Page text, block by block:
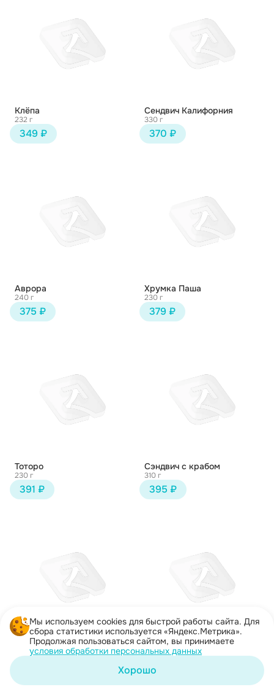
Мы используем cookies для быстрой работы сайта. Для
сбора статистики используется «Яндекс.Метрика».
Продолжая пользоваться сайтом, вы принимаете
условия обработки персональных данных
Хорошо
Каталог Акции Профиль
Клёпа
232 г
349 ₽
Сендвич Калифорния
330 г
370 ₽
Аврора
240 г
375 ₽
Хрумка Паша
230 г
379 ₽
Тоторо
230 г
391 ₽
Сэндвич с крабом
310 г
395 ₽
Сырный Иван
250 г
Чикен Хот
237 г
401 ₽